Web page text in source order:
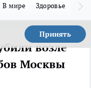
В мире Здоровье
Принять
возле
Москвы